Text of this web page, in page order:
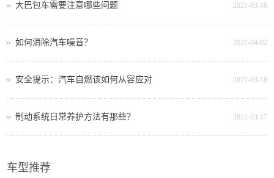
2021-03-18
大巴包车需要注意哪些问题
2021-04-02
如何消除汽车噪音？
2021-03-18
安全提示：汽车自燃该如何从容应对
2021-03-17
制动系统日常养护方法有那些？
车型推荐